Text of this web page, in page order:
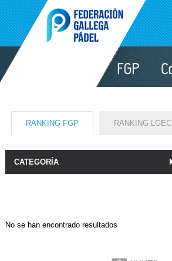
RANKING FGP RANKING LGEC
CATEGORÍA
No se han encontrado resultados